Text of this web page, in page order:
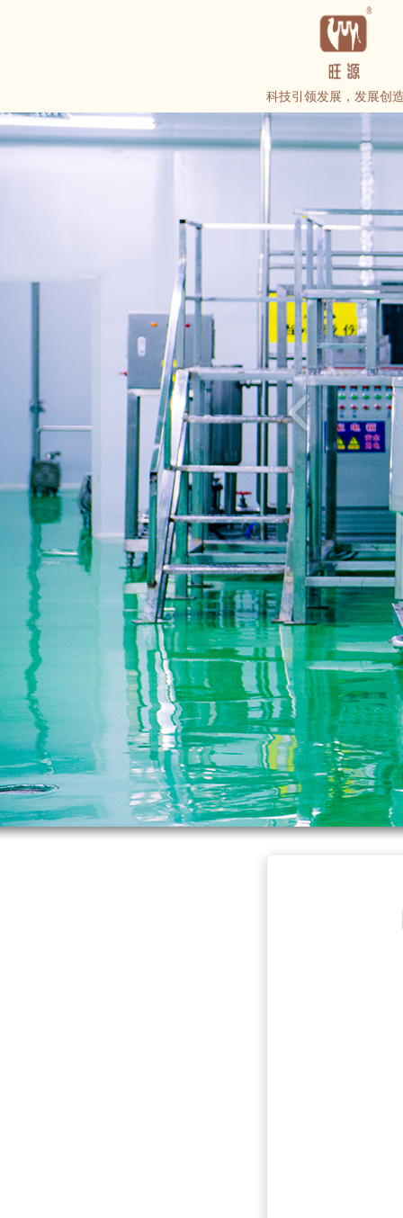
科技引领发展，发展创